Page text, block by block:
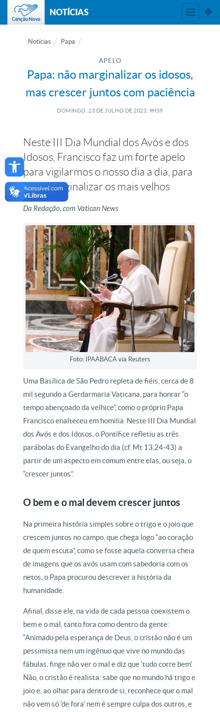
Open toolbar
NOTÍCIAS
Notícias Papa
APELO
Papa: não marginalizar os idosos,
mas crescer juntos com paciência
DOMINGO, 23 DE JULHO DE 2023, 9H59
Neste III Dia Mundial dos Avós e dos
Idosos, Francisco faz um forte apelo
para vigilarmos o nosso dia a dia, para
“não marginalizar os mais velhos
Da Redação, com Vatican News
Foto: IPAABACA via Reuters
Uma Basílica de São Pedro repleta de fiéis, cerca de 8
mil segundo a Gerdarmaria Vaticana, para honrar “o
tempo abençoado da velhice”, como o próprio Papa
Francisco enalteceu em homilia. Neste III Dia Mundial
dos Avós e dos Idosos, o Pontífice refletiu as três
parábolas do Evangelho do dia (cf. Mt 13,24-43) a
partir de um aspecto em comum entre elas, ou seja, o
“crescer juntos”.
O bem e o mal devem crescer juntos
Na primeira história simples sobre o trigo e o joio que
crescem juntos no campo, que chega logo “ao coração
de quem escuta”, como se fosse aquela conversa cheia
de imagens que os avós usam com sabedoria com os
netos, o Papa procurou descrever a história da
humanidade.
Afinal, disse ele, na vida de cada pessoa coexistem o
bem e o mal, tanto fora como dentro da gente:
“Animado pela esperança de Deus, o cristão não é um
pessimista nem um ingênuo que vive no mundo das
fábulas, finge não ver o mal e diz que ‘tudo corre bem’.
Não, o cristão é realista: sabe que no mundo há trigo e
joio e, ao olhar para dentro de si, reconhece que o mal
não vem só ‘de fora’ nem é sempre culpa dos outros, e